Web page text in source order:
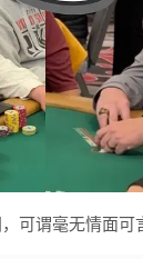
可谓毫无情面可